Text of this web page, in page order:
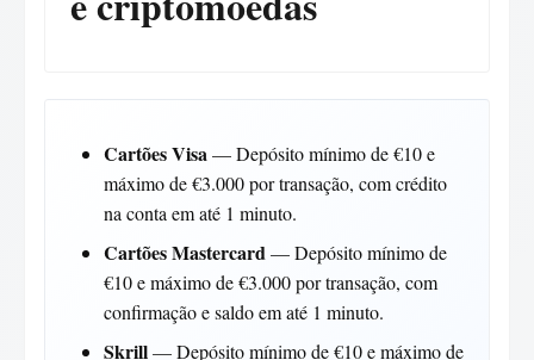
Cartões Visa— Depósito mínimo de €10 e
máximo de €3.000 por transação, com crédito
na conta em até 1 minuto.
Cartões Mastercard— Depósito mínimo de
€10 e máximo de €3.000 por transação, com
confirmação e saldo em até 1 minuto.
Skrill— Depósito mínimo de €10 e máximo de